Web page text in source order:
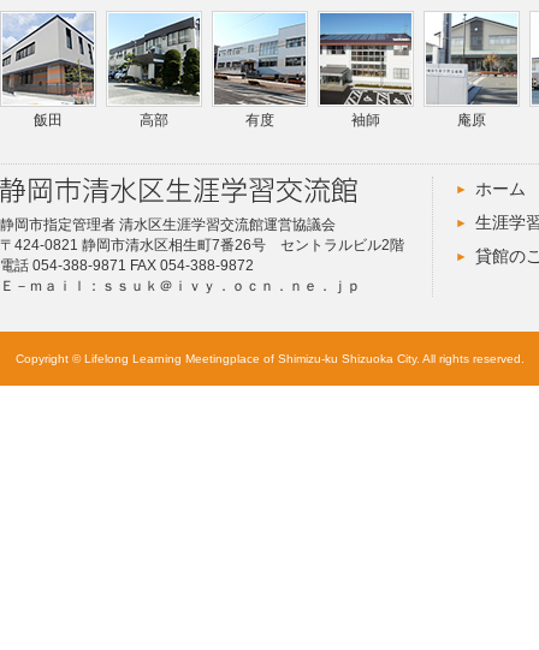
飯田 高部 有度 袖師 庵原
静岡市指定管理者 清水区生涯学習交流館運営協議会
〒424-0821 静岡市清水区相生町7番26号 セントラルビル2階
電話 054-388-9871 FAX 054-388-9872
Ｅ－ｍａｉｌ：ｓｓｕｋ＠ｉｖｙ．ｏｃｎ．ｎｅ．ｊｐ
ホーム
生涯学
貸館の
Copyright © Lifelong Learning Meetingplace of Shimizu-ku Shizuoka City. All rights reserved.